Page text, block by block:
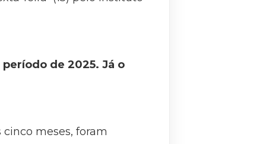
de 2025. Já o
meses, foram